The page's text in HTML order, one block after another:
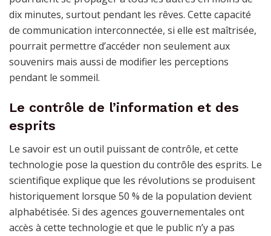
dix minutes, surtout pendant les rêves. Cette capacité
de communication interconnectée, si elle est maîtrisée,
pourrait permettre d’accéder non seulement aux
souvenirs mais aussi de modifier les perceptions
pendant le sommeil.
Le contrôle de l’information et des
esprits
Le savoir est un outil puissant de contrôle, et cette
technologie pose la question du contrôle des esprits. Le
scientifique explique que les révolutions se produisent
historiquement lorsque 50 % de la population devient
alphabétisée. Si des agences gouvernementales ont
accès à cette technologie et que le public n’y a pas